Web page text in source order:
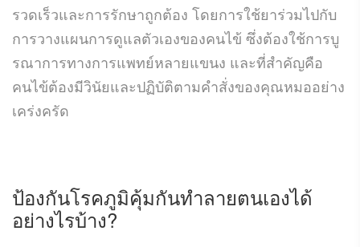
รวดเร็วและการรักษาถูกต้อง โดยการใช้ยาร่วมไปกับ
การวางแผนการดูแลตัวเองของคนไข้ ซึ่งต้องใช้การบู
รณาการทางการแพทย์หลายแขนง และที่สำคัญคือ
คนไข้ต้องมีวินัยและปฏิบัติตามคำสั่งของคุณหมออย่าง
เคร่งครัด
ป้องกันโรคภูมิคุ้มกันทำลายตนเองได้
อย่างไรบ้าง?